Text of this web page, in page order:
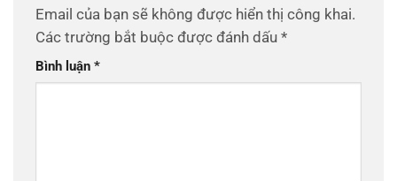
Email của bạn sẽ không được hiển thị công khai.
Các trường bắt buộc được đánh dấu *
Bình luận *